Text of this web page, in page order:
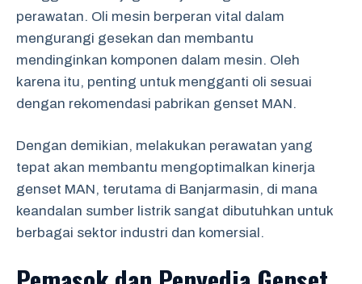
perawatan. Oli mesin berperan vital dalam
mengurangi gesekan dan membantu
mendinginkan komponen dalam mesin. Oleh
karena itu, penting untuk mengganti oli sesuai
dengan rekomendasi pabrikan genset MAN.
Dengan demikian, melakukan perawatan yang
tepat akan membantu mengoptimalkan kinerja
genset MAN, terutama di Banjarmasin, di mana
keandalan sumber listrik sangat dibutuhkan untuk
berbagai sektor industri dan komersial.